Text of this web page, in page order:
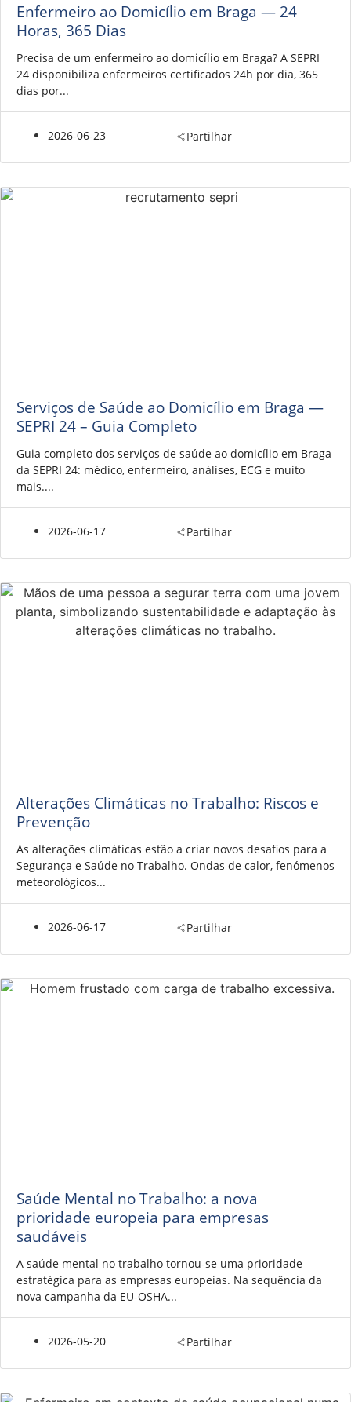
Enfermeiro ao Domicílio em Braga — 24
Horas, 365 Dias
Precisa de um enfermeiro ao domicílio em Braga? A SEPRI
24 disponibiliza enfermeiros certificados 24h por dia, 365
dias por...
2026-06-23 Partilhar
Serviços de Saúde ao Domicílio em Braga —
SEPRI 24 – Guia Completo
Guia completo dos serviços de saúde ao domicílio em Braga
da SEPRI 24: médico, enfermeiro, análises, ECG e muito
mais....
2026-06-17 Partilhar
Alterações Climáticas no Trabalho: Riscos e
Prevenção
As alterações climáticas estão a criar novos desafios para a
Segurança e Saúde no Trabalho. Ondas de calor, fenómenos
meteorológicos...
2026-06-17 Partilhar
Saúde Mental no Trabalho: a nova
prioridade europeia para empresas
saudáveis
A saúde mental no trabalho tornou-se uma prioridade
estratégica para as empresas europeias. Na sequência da
nova campanha da EU-OSHA...
2026-05-20 Partilhar